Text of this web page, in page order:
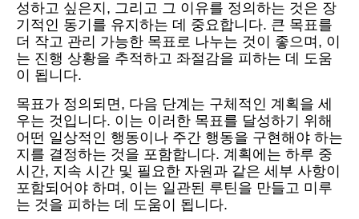
성하고 싶은지, 그리고 그 이유를 정의하는 것은 장
기적인 동기를 유지하는 데 중요합니다. 큰 목표를
더 작고 관리 가능한 목표로 나누는 것이 좋으며, 이
는 진행 상황을 추적하고 좌절감을 피하는 데 도움
이 됩니다.
목표가 정의되면, 다음 단계는 구체적인 계획을 세
우는 것입니다. 이는 이러한 목표를 달성하기 위해
어떤 일상적인 행동이나 주간 행동을 구현해야 하는
지를 결정하는 것을 포함합니다. 계획에는 하루 중
시간, 지속 시간 및 필요한 자원과 같은 세부 사항이
포함되어야 하며, 이는 일관된 루틴을 만들고 미루
는 것을 피하는 데 도움이 됩니다.